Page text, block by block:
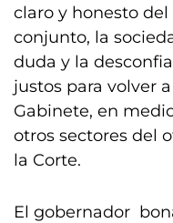
claro y honesto
conjunto, la
duda y la
justos para volver
Gabinete, en
otros sectores del
la Corte.
El gobernador